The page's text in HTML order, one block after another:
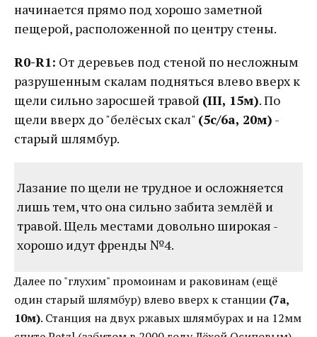
начинается прямо под хорошо заметной
пещерой, расположенной по центру стены.
R0-R1: От деревьев под стеной по несложным
разрушенным скалам подняться влево вверх к
щели сильно заросшей травой (III, 15м). По
щели вверх до "белёсых скал" (5с/6a, 20м) -
старый шлямбур.
Лазание по щели не трудное и осложняется
лишь тем, что она сильно забита землёй и
травой. Щель местами довольно широкая -
хорошо идут френды №4.
Далее по "глухим" промоинам и раковинам (ещё
один старый шлямбур) влево вверх к станции (7a,
10м). Станция на двух ржавых шлямбурах и на 12мм